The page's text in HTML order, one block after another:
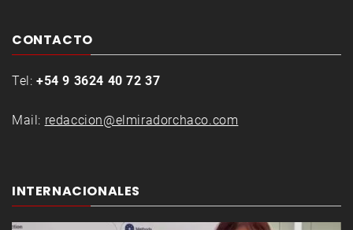
CONTACTO
Tel: +54 9 3624 40 72 37
Mail: redaccion@elmiradorchaco.com
INTERNACIONALES